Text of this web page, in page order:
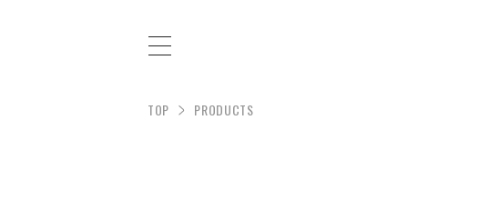
TOP PRODUCTS